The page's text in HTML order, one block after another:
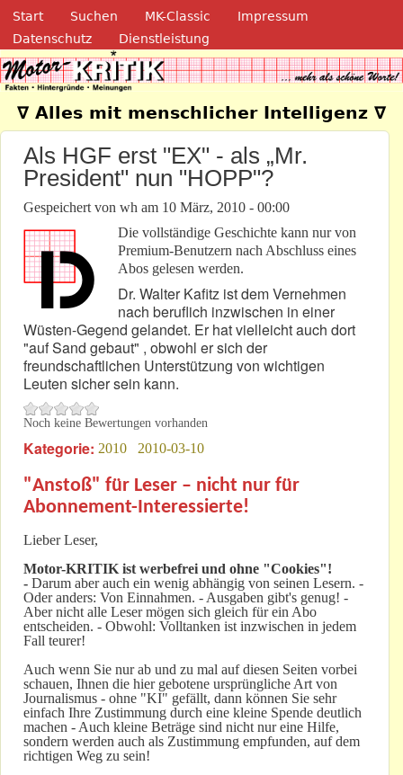
Direkt zum Inhalt
Navigation
Start Suchen MK-Classic
Impressum
Datenschutz
Dienstleistung
Motor-Kritik.de
∇ Alles mit menschlicher Intelligenz ∇
Als HGF erst "EX" - als „Mr.
President" nun "HOPP"?
Gespeichert von wh am 10 März, 2010 - 00:00
Die vollständige Geschichte kann nur von
Premium-Benutzern nach Abschluss eines
Abos gelesen werden.
Dr. Walter Kafitz ist dem Vernehmen
nach beruflich inzwischen in einer
Wüsten-Gegend gelandet. Er hat vielleicht auch dort
"auf Sand gebaut" , obwohl er sich der
freundschaftlichen Unterstützung von wichtigen
Leuten sicher sein kann.
Noch keine Bewertungen vorhanden
Kategorie: 2010 2010-03-10
"Anstoß" für Leser – nicht nur für
Abonnement-Interessierte!
Lieber Leser,
Motor-KRITIK ist werbefrei und ohne "Cookies"!
- Darum aber auch ein wenig abhängig von seinen Lesern. -
Oder anders: Von Einnahmen. - Ausgaben gibt's genug! -
Aber nicht alle Leser mögen sich gleich für ein Abo
entscheiden. - Obwohl: Volltanken ist inzwischen in jedem
Fall teurer!
Auch wenn Sie nur ab und zu mal auf diesen Seiten vorbei
schauen, Ihnen die hier gebotene ursprüngliche Art von
Journalismus - ohne "KI" gefällt, dann können Sie sehr
einfach Ihre Zustimmung durch eine kleine Spende deutlich
machen - Auch kleine Beträge sind nicht nur eine Hilfe,
sondern werden auch als Zustimmung empfunden, auf dem
richtigen Weg zu sein!